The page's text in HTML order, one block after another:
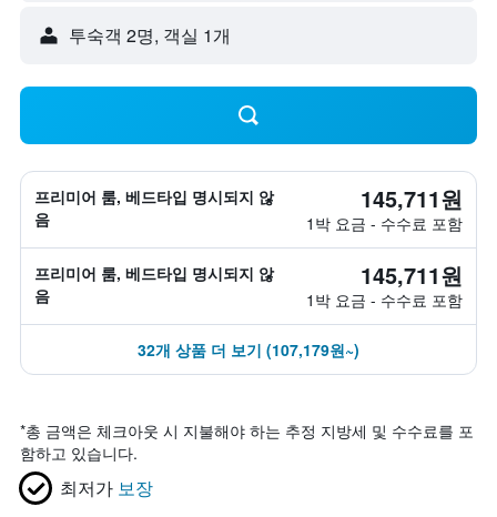
​투숙객 2​명, ​객실 1개
프리미어 룸, 베드타입 명시되지 않
음
145,711원
1박 요금 - 수수료 포함
프리미어 룸, 베드타입 명시되지 않
음
145,711원
1박 요금 - 수수료 포함
32개 상품 더 보기 (107,179원~)
*총 금액은 체크아웃 시 지불해야 하는 추정 지방세 및 수수료를 포
함하고 있습니다.
최저가 보장